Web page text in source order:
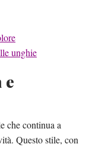
unghie
e
che continua a
Questo stile, con